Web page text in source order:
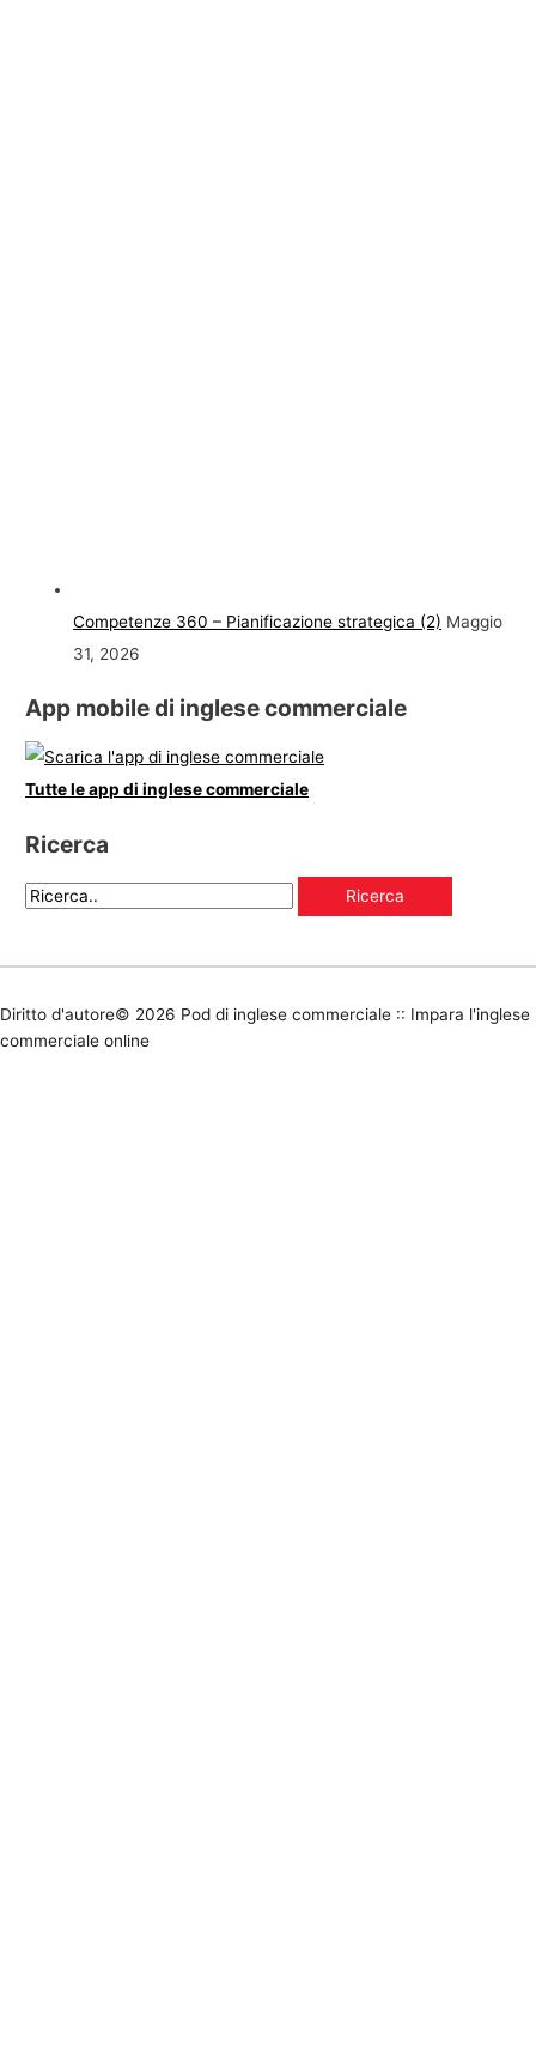
Competenze 360 – Pianificazione strategica (2) Maggio
31, 2026
App mobile di inglese commerciale
Tutte le app di inglese commerciale
Ricerca
Diritto d'autore© 2026 Pod di inglese commerciale :: Impara l'inglese
commerciale online